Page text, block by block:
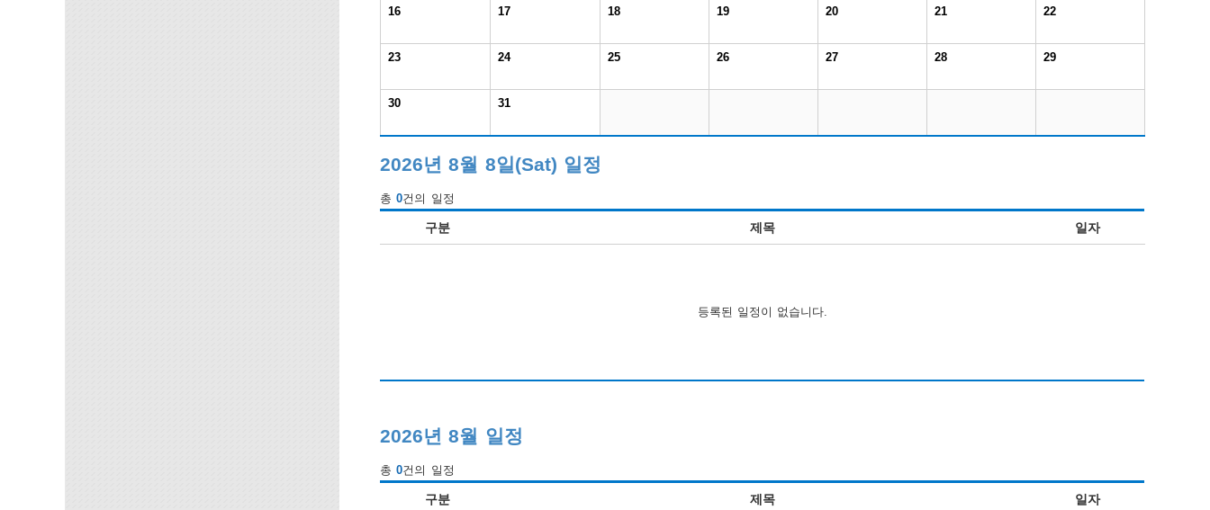
16 17 18 19 20 21 22
23 24 25 26 27 28 29
30 31
2026년 8월 8일(Sat) 일정
총0건의 일정
구분 제목 일자
등록된 일정이 없습니다.
2026년 8월 일정
총0건의 일정
구분 제목 일자